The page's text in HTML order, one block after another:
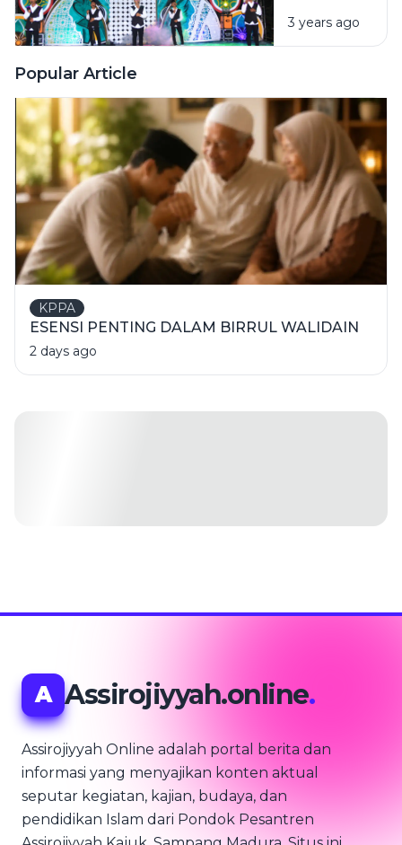
Berbahasa
Kedua
Tampil
3 years ago
Popular Article
KPPA
ESENSI PENTING DALAM BIRRUL WALIDAIN
2 days ago
A Assirojiyyah.online.
Assirojiyyah Online adalah portal berita dan
informasi yang menyajikan konten aktual
seputar kegiatan, kajian, budaya, dan
pendidikan Islam dari Pondok Pesantren